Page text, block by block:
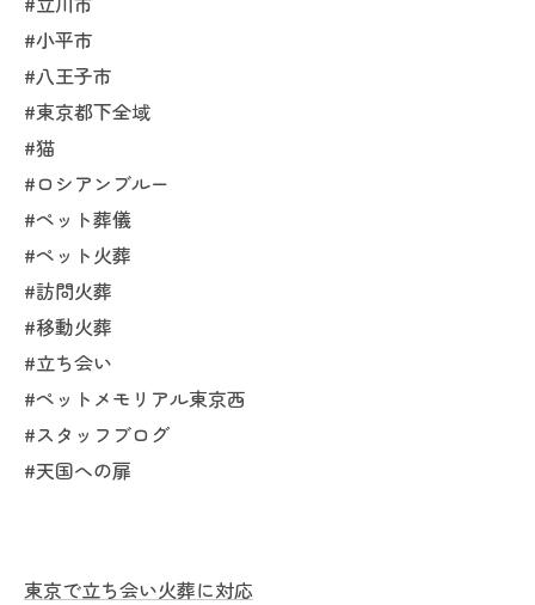
#小平市
#八王子市
#東京都下全域
#猫
#ロシアンブルー
#ペット葬儀
#ペット火葬
#訪問火葬
#移動火葬
#立ち会い
#ペットメモリアル東京西
#スタッフブログ
#天国への扉
東京で立ち会い火葬に対応